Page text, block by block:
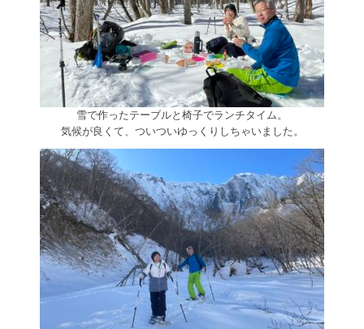
雪で作ったテーブルと椅子でランチタイム。
気候が良くて、ついついゆっくりしちゃいました。